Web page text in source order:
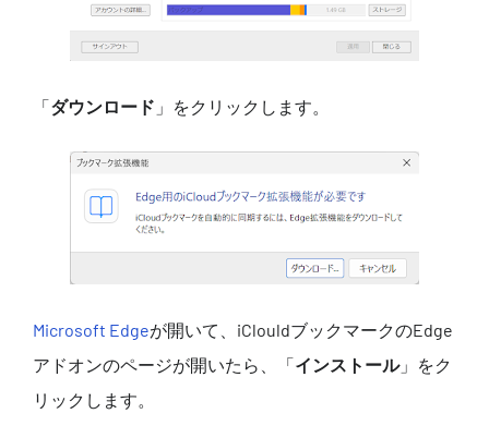
「ダウンロード 」をクリックします。
Microsoft Edgeが開いて、iClouldブックマークのEdge
アドオンのページが開いたら、「インストール」をク
リックします。